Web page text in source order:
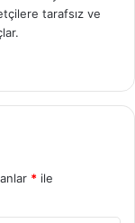
tarafsız ve
* ile